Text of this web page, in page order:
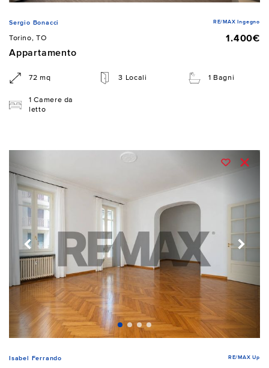
Sergio Bonacci RE/MAX Ingegno
Torino, TO
1.400€
Appartamento
72 mq 3 Locali 1 Bagni
1 Camere da
letto
Isabel Ferrando RE/MAX Up